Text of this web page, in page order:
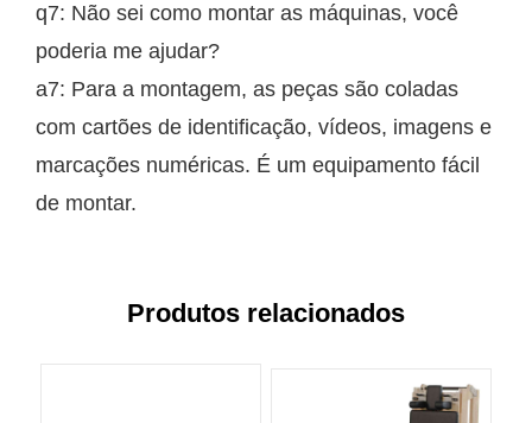
q7: Não sei como montar as máquinas, você
poderia me ajudar?
a7: Para a montagem, as peças são coladas
com cartões de identificação, vídeos, imagens e
marcações numéricas. É um equipamento fácil
de montar.
Produtos relacionados